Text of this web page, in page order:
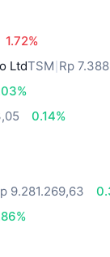
1.72%
LtdTSM Rp
0.14%
9.281.269,63